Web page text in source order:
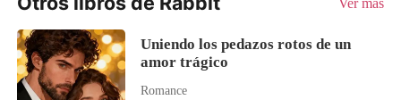
Ver más
Uniendo los pedazos rotos de un
amor trágico
Romance